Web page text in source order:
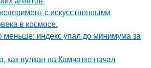
с искусственными
в космосе.
меньше: индекс упал до минимума за
как вулкан на Камчатке начал